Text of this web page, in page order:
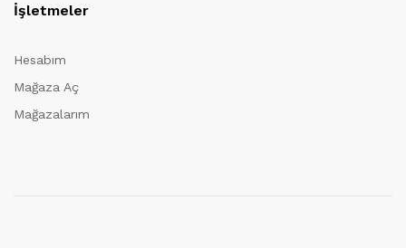
İşletmeler
Hesabım
Mağaza Aç
Mağazalarım